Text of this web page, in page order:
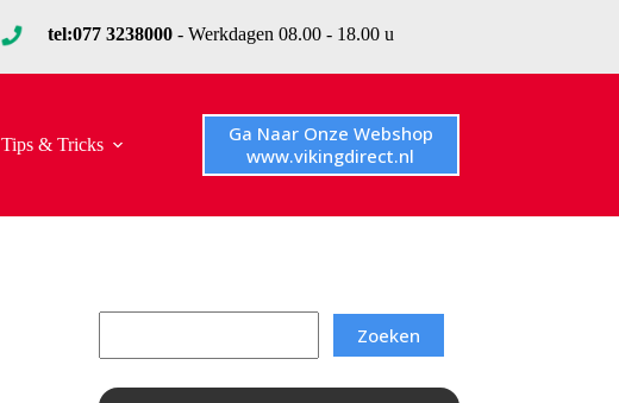
tel:077 3238000- Werkdagen 08.00 - 18.00 u
Tips & Tricks
Ga Naar Onze Webshop
www.vikingdirect.nl
Zoeken